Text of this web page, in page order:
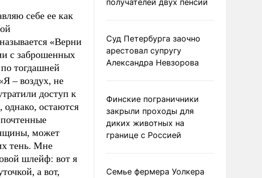
себе ее как
«Верни
с заброшенных
тогдашней
– воздух, не
доступ к
остаются
может
тень. Мне
шлейф: вот я
а вот,
получателей двух пенсий
Суд Петербурга заочно
арестовал супругу
Александра Невзорова
Финские пограничники
закрыли проходы для
диких животных на
границе с Россией
Семье фермера Уолкера